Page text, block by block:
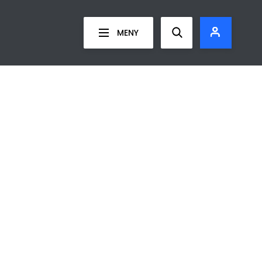
MENY Show search